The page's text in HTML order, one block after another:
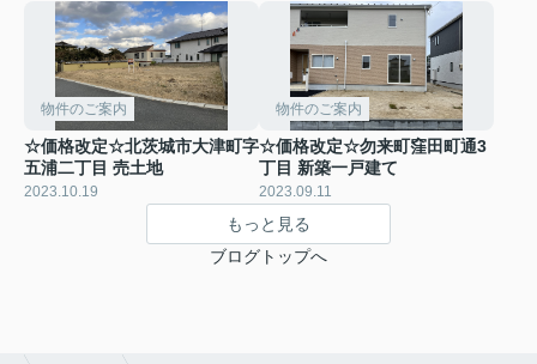
物件のご案内
☆価格改定☆北茨城市大津町字
五浦二丁目 売土地
2023.10.19
物件のご案内
☆価格改定☆勿来町窪田町通3
丁目 新築一戸建て
2023.09.11
もっと見る
ブログトップへ